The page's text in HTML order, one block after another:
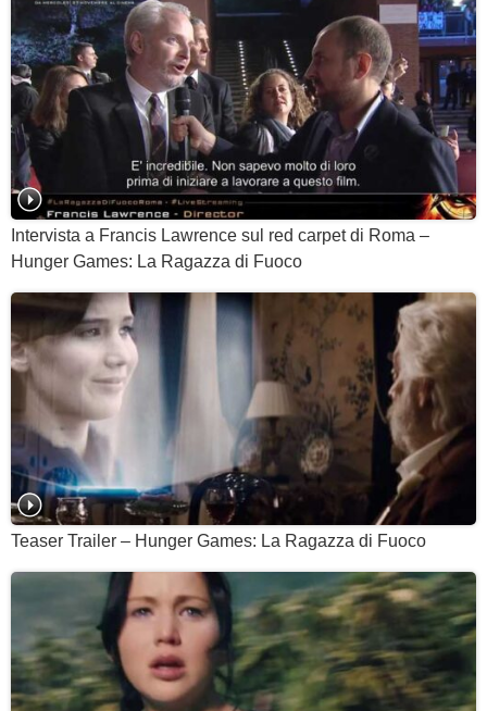
Intervista a Francis Lawrence sul red carpet di Roma –
Hunger Games: La Ragazza di Fuoco
Teaser Trailer – Hunger Games: La Ragazza di Fuoco